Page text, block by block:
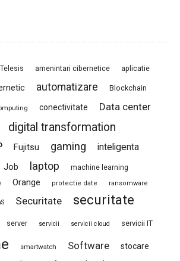
amenintari cibernetice aplicatie
automatizare Blockchain
conectivitate Data center
digital transformation
Fujitsu gaming
inteligenta
Job laptop machine learning
Orange protectie date ransomware
Securitate
securitate
server servicii servicii cloud servicii IT
smartwatch Software stocare